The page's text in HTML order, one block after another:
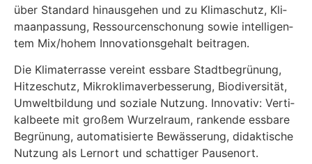
über Stan­dard hin­aus­ge­hen und zu Kli­ma­schutz, Kli­
ma­an­pas­sung, Res­sour­cen­scho­nung sowie intel­li­gen­
tem Mix/hohem Inno­va­ti­ons­ge­halt bei­tra­gen.
Die Kli­ma­ter­ras­se ver­eint ess­ba­re Stadt­be­grü­nung,
Hit­ze­schutz, Mikro­kli­ma­ver­bes­se­rung, Bio­di­ver­si­tät,
Umwelt­bil­dung und sozia­le Nut­zung. Inno­va­tiv: Ver­ti­
kal­bee­te mit gro­ßem Wur­zel­raum, ran­ken­de ess­ba­re
Begrü­nung, auto­ma­ti­sier­te Bewäs­se­rung, didak­ti­sche
Nut­zung als Lern­ort und schat­ti­ger Pau­sen­ort.